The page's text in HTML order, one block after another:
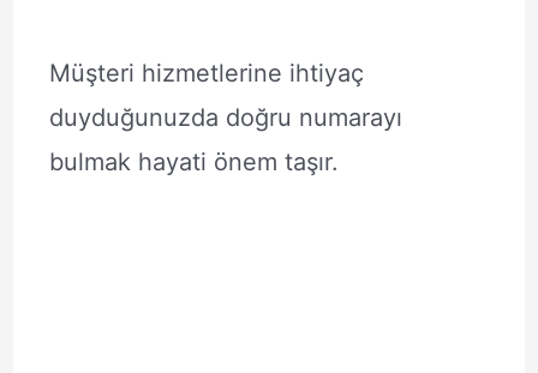
Müşteri hizmetlerine ihtiyaç
duyduğunuzda doğru numarayı
bulmak hayati önem taşır.